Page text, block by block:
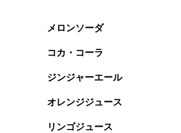
メロンソーダ
コカ・コーラ
ジンジャーエール
オレンジジュース
リンゴジュース